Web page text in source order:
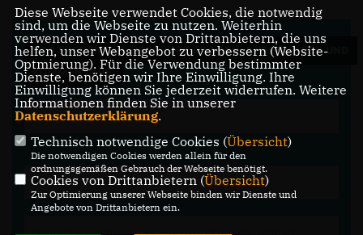
WIR FREUEN UNS ÜBER IHRE FRAGEN, ANREGUNGEN UND
KOMMENTARE.
Diese Webseite verwendet Cookies, die notwendig
sind, um die Webseite zu nutzen. Weiterhin
verwenden wir Dienste von Drittanbietern, die uns
helfen, unser Webangebot zu verbessern (Website-
Optmierung). Für die Verwendung bestimmter
Dienste, benötigen wir Ihre Einwilligung. Ihre
Einwilligung können Sie jederzeit widerrufen. Weitere
Informationen finden Sie in unserer
Datenschutzerklärung.
Technisch notwendige Cookies (Übersicht)
Die notwendigen Cookies werden allein für den
ordnungsgemäßen Gebrauch der Webseite benötigt.
Cookies von Drittanbietern (Übersicht)
Zur Optimierung unserer Webseite binden wir Dienste und
Angebote von Drittanbietern ein.